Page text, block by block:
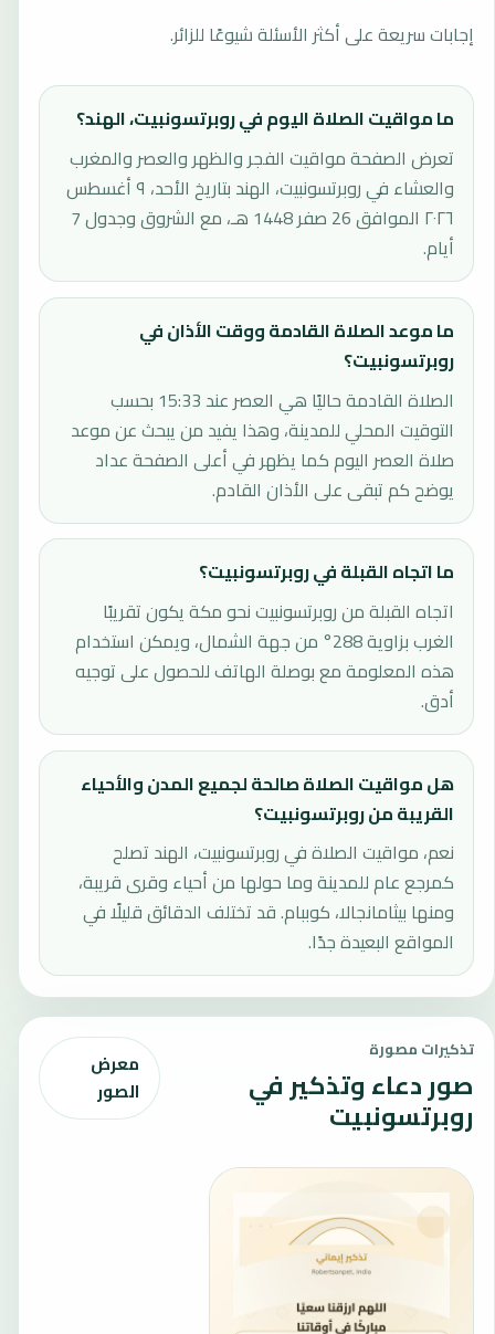
إجابات سريعة على أكثر الأسئلة شيوعًا للزائر.
ما مواقيت الصلاة اليوم في روبرتسونبيت، الهند؟
تعرض الصفحة مواقيت الفجر والظهر والعصر والمغرب
والعشاء في روبرتسونبيت، الهند بتاريخ الأحد، ٩ أغسطس
٢٠٢٦ الموافق 26 صفر 1448 هـ، مع الشروق وجدول 7
أيام.
ما موعد الصلاة القادمة ووقت الأذان في
روبرتسونبيت؟
الصلاة القادمة حاليًا هي العصر عند 15:33 بحسب
التوقيت المحلي للمدينة، وهذا يفيد من يبحث عن موعد
صلاة العصر اليوم كما يظهر في أعلى الصفحة عداد
يوضح كم تبقى على الأذان القادم.
ما اتجاه القبلة في روبرتسونبيت؟
اتجاه القبلة من روبرتسونبيت نحو مكة يكون تقريبًا
الغرب بزاوية 288° من جهة الشمال، ويمكن استخدام
هذه المعلومة مع بوصلة الهاتف للحصول على توجيه
أدق.
هل مواقيت الصلاة صالحة لجميع المدن والأحياء
القريبة من روبرتسونبيت؟
نعم، مواقيت الصلاة في روبرتسونبيت، الهند تصلح
كمرجع عام للمدينة وما حولها من أحياء وقرى قريبة،
ومنها بيثامانجالا، كوببام. قد تختلف الدقائق قليلًا في
المواقع البعيدة جدًا.
تذكيرات مصورة
صور دعاء وتذكير في
روبرتسونبيت
معرض
الصور